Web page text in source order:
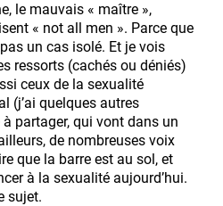
le mauvais « maître »,
« not all men ». Parce que
un cas isolé. Et je vois
ressorts (cachés ou déniés)
ceux de la sexualité
(j’ai quelques autres
partager, qui vont dans un
de nombreuses voix
que la barre est au sol, et
à la sexualité aujourd’hui.
sujet.